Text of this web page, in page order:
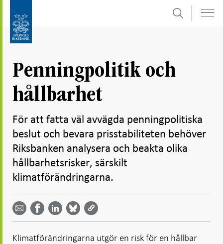
direkt
undersidor
Sök
Penningpolitik och
hållbarhet
För att fatta väl avvägda penningpolitiska
beslut och bevara prisstabiliteten behöver
Riksbanken analysera och beakta olika
hållbarhetsrisker, särskilt
klimatförändringarna.
Dela
email -
Öppnas
i ny flik
Dela på
Facebook
- Öppnas
Dela på
LinkedIn
-
Öppnas
i ny flik
på
Bluesky
-
i ny flik
på
Twitter
-
i ny flik
Klimatförändringarna utgör en risk för en hållbar